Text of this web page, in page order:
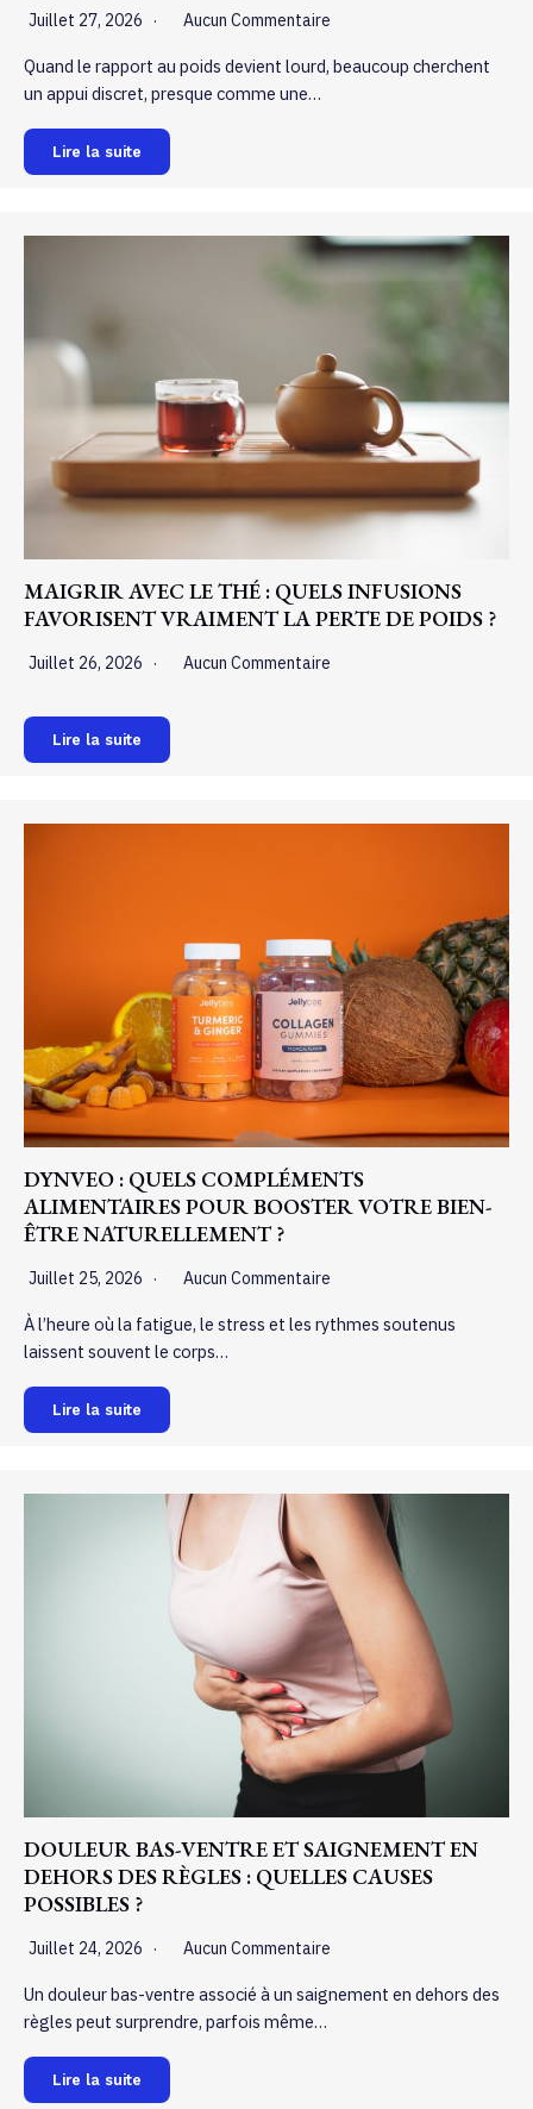
Juillet 27, 2026 Aucun Commentaire
Quand le rapport au poids devient lourd, beaucoup cherchent
un appui discret, presque comme une…
Lire la suite
MAIGRIR AVEC LE THÉ : QUELS INFUSIONS
FAVORISENT VRAIMENT LA PERTE DE POIDS ?
Juillet 26, 2026 Aucun Commentaire
Lire la suite
DYNVEO : QUELS COMPLÉMENTS
ALIMENTAIRES POUR BOOSTER VOTRE BIEN-
ÊTRE NATURELLEMENT ?
Juillet 25, 2026 Aucun Commentaire
À l’heure où la fatigue, le stress et les rythmes soutenus
laissent souvent le corps…
Lire la suite
DOULEUR BAS-VENTRE ET SAIGNEMENT EN
DEHORS DES RÈGLES : QUELLES CAUSES
POSSIBLES ?
Juillet 24, 2026 Aucun Commentaire
Un douleur bas-ventre associé à un saignement en dehors des
règles peut surprendre, parfois même…
Lire la suite